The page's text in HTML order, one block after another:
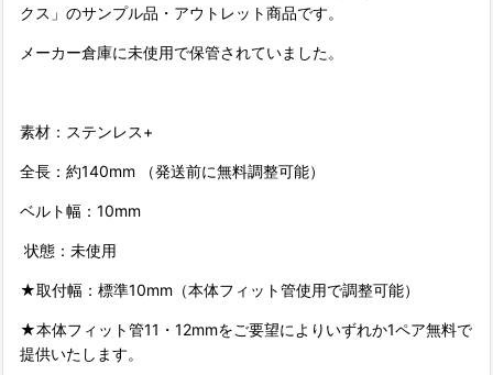
クス」のサンプル品・アウトレット商品です。
メーカー倉庫に未使用で保管されていました。
素材：ステンレス+
全長：約140mm （発送前に無料調整可能）
ベルト幅：10mm
状態：未使用
★取付幅：標準10mm（本体フィット管使用で調整可能）
★本体フィット管11・12mmをご要望によりいずれか1ペア無料で
提供いたします。